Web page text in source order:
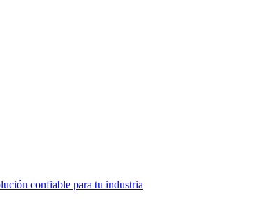
confiable para tu industria